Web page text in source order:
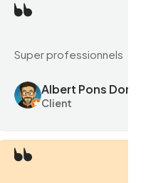
Super professionnels
Albert Pons
Client